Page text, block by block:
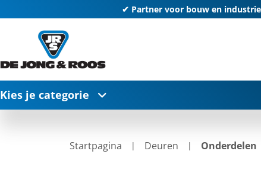
✔ Partner voor bouw en industrie
Kies je categorie
Startpagina Deuren Onderdelen